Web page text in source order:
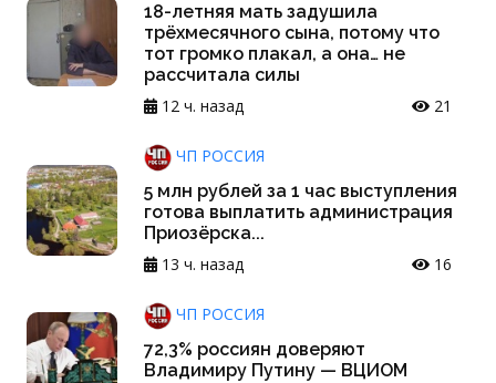
18-летняя мать задушила
трёхмесячного сына, потому что
тот громко плакал, а она… не
рассчитала силы
12 ч. назад
21
ЧП РОССИЯ
5 млн рублей за 1 час выступления
готова выплатить администрация
Приозёрска...
13 ч. назад
16
ЧП РОССИЯ
72,3% россиян доверяют
Владимиру Путину — ВЦИОМ